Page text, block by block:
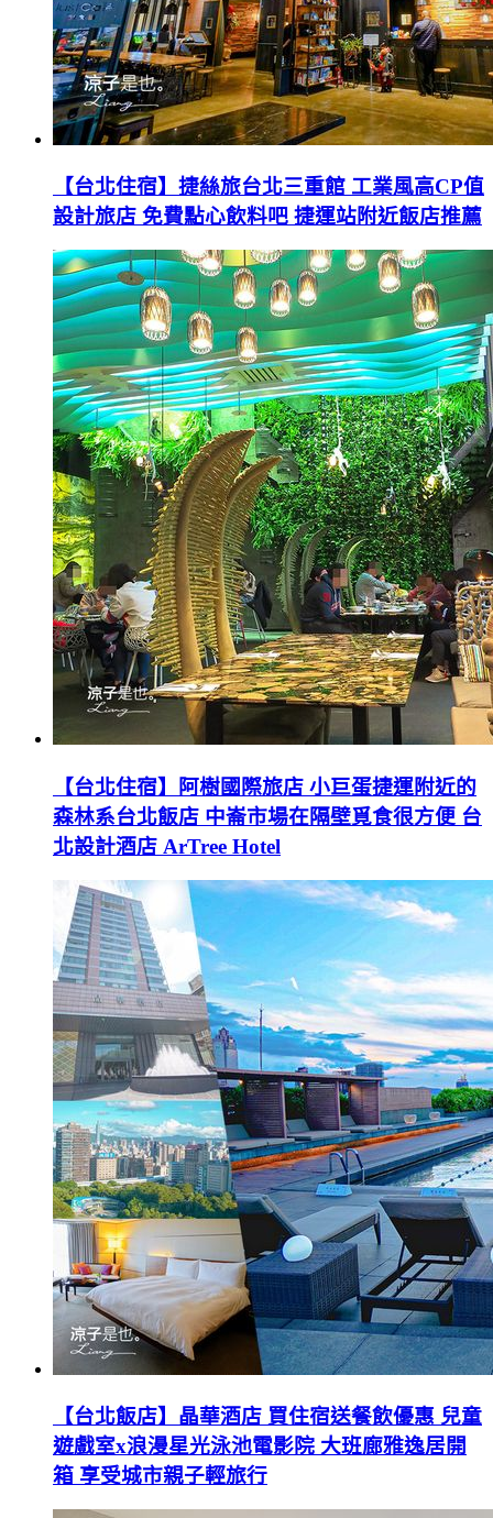
【台北住宿】捷絲旅台北三重館 工業風高CP值
設計旅店 免費點心飲料吧 捷運站附近飯店推薦
【台北住宿】阿樹國際旅店 小巨蛋捷運附近的
森林系台北飯店 中崙市場在隔壁覓食很方便 台
北設計酒店 ArTree Hotel
【台北飯店】晶華酒店 買住宿送餐飲優惠 兒童
遊戲室x浪漫星光泳池電影院 大班廊雅逸居開
箱 享受城市親子輕旅行